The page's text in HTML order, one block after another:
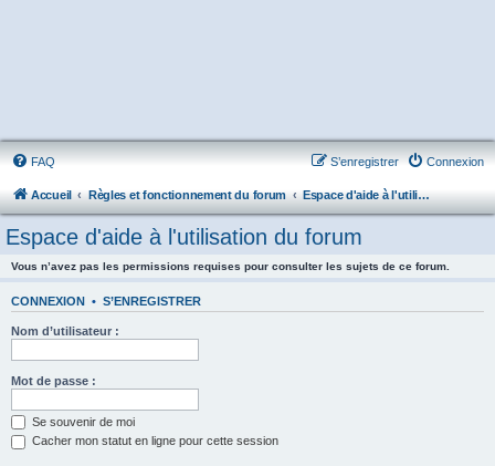
FAQ Connexion
S’enregistrer
Accueil Règles et fonctionnement du forum Espace d'aide à l'utilisation du forum
Espace d'aide à l'utilisation du forum
Vous n’avez pas les permissions requises pour consulter les sujets de ce forum.
CONNEXION • S’ENREGISTRER
Nom d’utilisateur :
Mot de passe :
Se souvenir de moi
Cacher mon statut en ligne pour cette session